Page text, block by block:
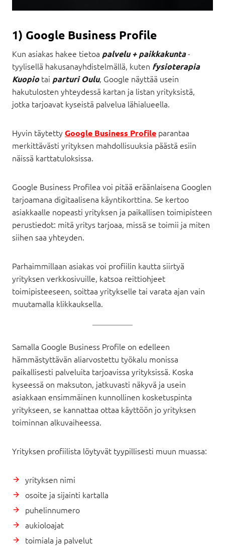
1) Google Business Profile
Kun asiakas hakee tietoa palvelu + paikkakunta-
tyylisellä hakusanayhdistelmällä, kuten fysioterapia
Kuopiotai parturi Oulu, Google näyttää usein
hakutulosten yhteydessä kartan ja listan yrityksistä,
jotka tarjoavat kyseistä palvelua lähialueella.
Hyvin täytetty Google Business Profile parantaa
merkittävästi yrityksen mahdollisuuksia päästä esiin
näissä karttatuloksissa.
Google Business Profilea voi pitää eräänlaisena Googlen
tarjoamana digitaalisena käyntikorttina. Se kertoo
asiakkaalle nopeasti yrityksen ja paikallisen toimipisteen
perustiedot: mitä yritys tarjoaa, missä se toimii ja miten
siihen saa yhteyden.
Parhaimmillaan asiakas voi profiilin kautta siirtyä
yrityksen verkkosivuille, katsoa reittiohjeet
toimipisteeseen, soittaa yritykselle tai varata ajan vain
muutamalla klikkauksella.
Samalla Google Business Profile on edelleen
hämmästyttävän aliarvostettu työkalu monissa
paikallisesti palveluita tarjoavissa yrityksissä. Koska
kyseessä on maksuton, jatkuvasti näkyvä ja usein
asiakkaan ensimmäinen kunnollinen kosketuspinta
yritykseen, se kannattaa ottaa käyttöön jo yrityksen
toiminnan alkuvaiheessa.
Yrityksen profiilista löytyvät tyypillisesti muun muassa:
yrityksen nimi
osoite ja sijainti kartalla
puhelinnumero
aukioloajat
toimiala ja palvelut